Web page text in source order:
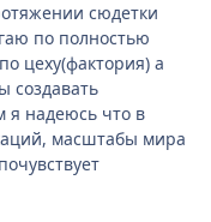
сюдетки
по полностью
цеху(фактория) а
создавать
я надеюсь что в
масштабы мира